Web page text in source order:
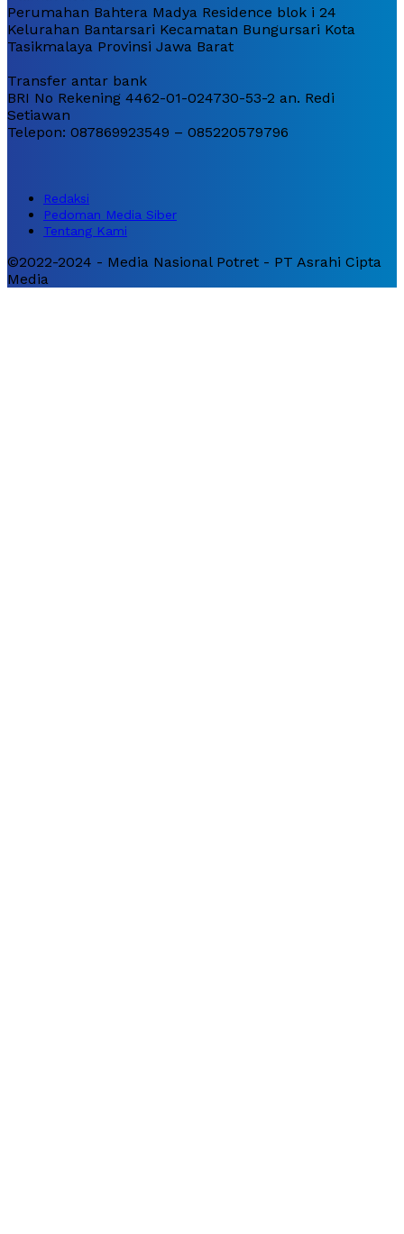
Perumahan Bahtera Madya Residence blok i 24
Kelurahan Bantarsari Kecamatan Bungursari Kota
Tasikmalaya Provinsi Jawa Barat
Transfer antar bank
BRI No Rekening 4462-01-024730-53-2 an. Redi
Setiawan
Telepon: 087869923549 – 085220579796
Redaksi
Pedoman Media Siber
Tentang Kami
©2022-2024 - Media Nasional Potret - PT Asrahi Cipta
Media